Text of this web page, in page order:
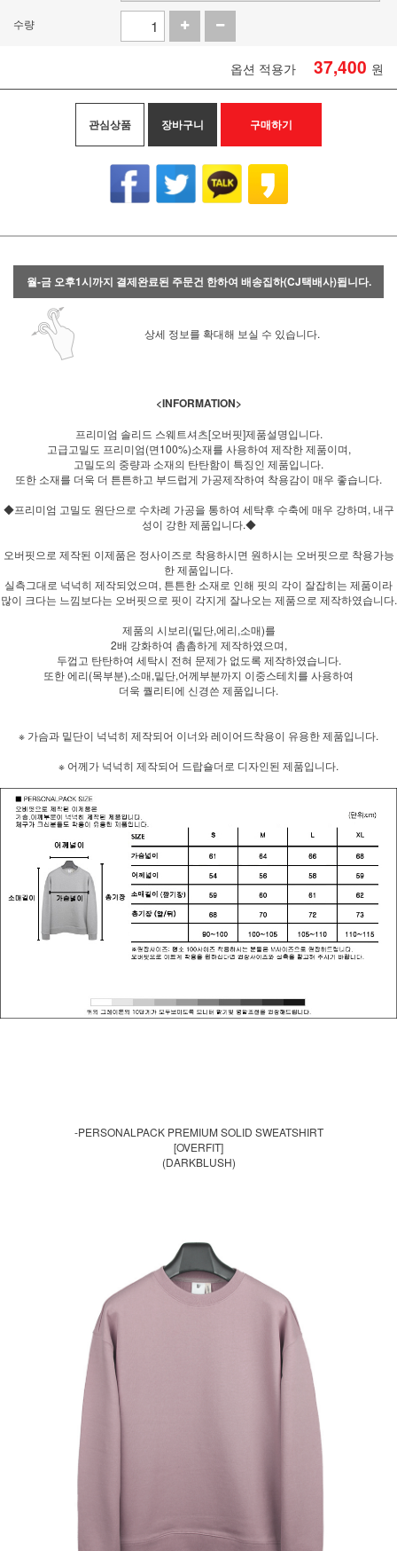
수량
옵션 적용가 37,400 원
관심상품 장바구니 구매하기
월-금 오후1시까지 결제완료된 주문건 한하여 배송집하(CJ택배사)됩니다.
상세 정보를 확대해 보실 수 있습니다.
<INFORMATION>
프리미엄 솔리드 스웨트셔츠[오버핏]제품설명입니다.
고급고밀도 프리미엄(면100%)소재를 사용하여 제작한 제품이며,
고밀도의 중량과 소재의 탄탄함이 특징인 제품입니다.
또한 소재를 더욱 더 튼튼하고 부드럽게 가공제작하여 착용감이 매우 좋습니다.
◆프리미엄 고밀도 원단으로 수차례 가공을 통하여 세탁후 수축에 매우 강하며, 내구
성이 강한 제품입니다.◆
오버핏으로 제작된 이제품은 정사이즈로 착용하시면 원하시는 오버핏으로 착용가능
한 제품입니다.
실측그대로 넉넉히 제작되었으며, 튼튼한 소재로 인해 핏의 각이 잘잡히는 제품이라
많이 크다는 느낌보다는 오버핏으로 핏이 각지게 잘나오는 제품으로 제작하였습니다.
제품의 시보리(밑단,에리,소매)를
2배 강화하여 촘촘하게 제작하였으며,
두껍고 탄탄하여 세탁시 전혀 문제가 없도록 제작하였습니다.
또한 에리(목부분),소매,밑단,어께부분까지 이중스테치를 사용하여
더욱 퀄리티에 신경쓴 제품입니다.
※ 가슴과 밑단이 넉넉히 제작되어 이너와 레이어드착용이 유용한 제품입니다.
※ 어께가 넉넉히 제작되어 드랍숄더로 디자인된 제품입니다.
-PERSONALPACK PREMIUM SOLID SWEATSHIRT
[OVERFIT]
(DARKBLUSH)